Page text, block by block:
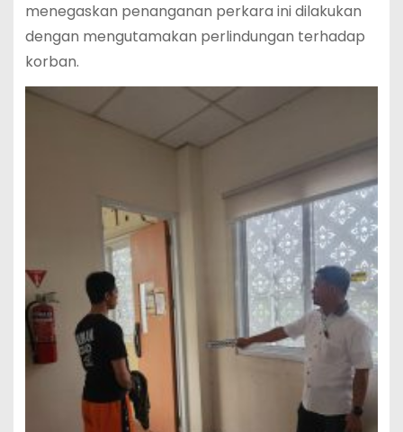
menegaskan penanganan perkara ini dilakukan
dengan mengutamakan perlindungan terhadap
korban.